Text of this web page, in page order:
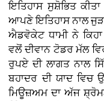
ਇਤਿਹਾਸ ਸੁਸ਼ੋਭਿਤ
ਆਪਣੇ ਇਤਿਹਾਸ ਨਾਲ
ਐਡਵੋਕੇਟ ਧਾਮੀ ਨੇ
ਵਲੋਂ ਦੀਵਾਨ ਟੋਡਰ ਮੱਲ
ਰੁਪਏ ਦੀ ਲਾਗਤ ਨਾਲ
ਬਹਾਦਰ ਦੀ ਯਾਦ ਵਿਚ
ਮਿਊਜ਼ਅਮ ਦਾ ਅੱਜ